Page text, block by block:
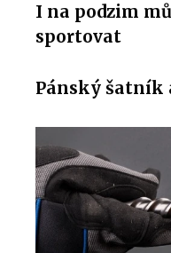
I na podzim
sportovat
Pánský šatník